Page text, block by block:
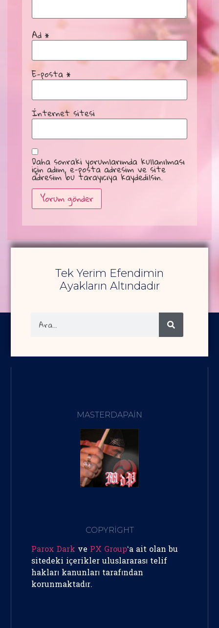
Ad *
E-posta *
İnternet sitesi
Daha sonraki yorumlarımda kullanılması
için adım, e-posta adresim ve site
adresim bu tarayıcıya kaydedilsin.
Alternative:
Tek Yerim Efendimin
Ayakların Altındadır
MASTERDAPAIN
COPYRİGHT
Parox Dark ve PX Group‘a ait olan bu
sitedeki içerikler uluslararası telif
hakları kanunları tarafından
korunmaktadır.